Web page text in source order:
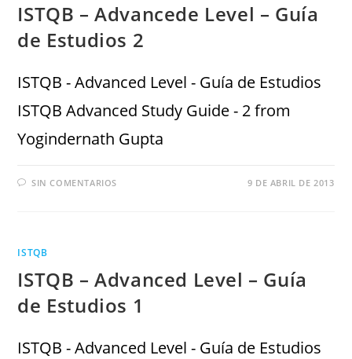
ISTQB – Advancede Level – Guía
de Estudios 2
ISTQB - Advanced Level - Guía de Estudios
ISTQB Advanced Study Guide - 2 from
Yogindernath Gupta
SIN COMENTARIOS 9 DE ABRIL DE 2013
ISTQB
ISTQB – Advanced Level – Guía
de Estudios 1
ISTQB - Advanced Level - Guía de Estudios